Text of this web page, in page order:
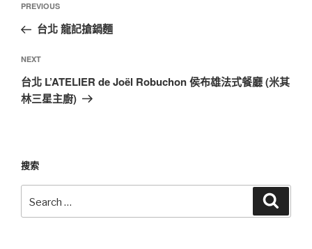
PREVIOUS
台北 龍記搶鍋麵
NEXT
台北 L’ATELIER de Joël Robuchon 侯布雄法式餐廳 (米其
林三星主廚)
搜索